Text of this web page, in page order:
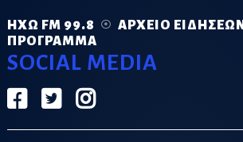
ΗΧΏ FM 99.8
ΑΡΧΕΊΟ ΕΙΔΉΣΕΩΝ
ΠΡΌΓΡΑΜΜΑ
SOCIAL MEDIA